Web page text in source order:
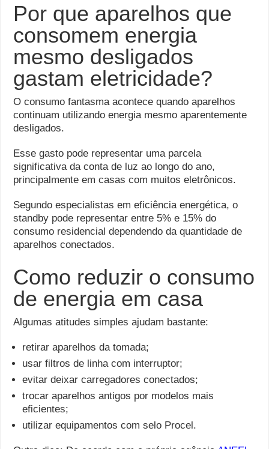
Por que aparelhos que
consomem energia
mesmo desligados
gastam eletricidade?
O consumo fantasma acontece quando aparelhos
continuam utilizando energia mesmo aparentemente
desligados.
Esse gasto pode representar uma parcela
significativa da conta de luz ao longo do ano,
principalmente em casas com muitos eletrônicos.
Segundo especialistas em eficiência energética, o
standby pode representar entre 5% e 15% do
consumo residencial dependendo da quantidade de
aparelhos conectados.
Como reduzir o consumo
de energia em casa
Algumas atitudes simples ajudam bastante:
retirar aparelhos da tomada;
usar filtros de linha com interruptor;
evitar deixar carregadores conectados;
trocar aparelhos antigos por modelos mais
eficientes;
utilizar equipamentos com selo Procel.